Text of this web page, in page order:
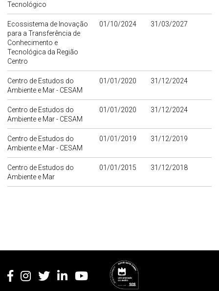
Tecnológico
Ecossistema de Inovação
para a Transferência de
Conhecimento e
Tecnológica da Região
Centro
01/10/2024 31/03/2027
Centro de Estudos do
Ambiente e Mar - CESAM
01/01/2020 31/12/2024
Centro de Estudos do
Ambiente e Mar - CESAM
01/01/2020 31/12/2024
Centro de Estudos do
Ambiente e Mar - CESAM
01/01/2019 31/12/2019
Centro de Estudos do
Ambiente e Mar
01/01/2015 31/12/2018